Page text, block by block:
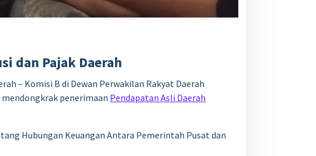
dan Pajak Daerah
– Komisi B di Dewan Perwakilan Rakyat Daerah
penerimaan Pendapatan Asli Daerah
Hubungan Keuangan Antara Pemerintah Pusat dan